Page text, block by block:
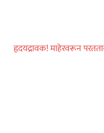
हृदयद्रावक! माहेरवरून